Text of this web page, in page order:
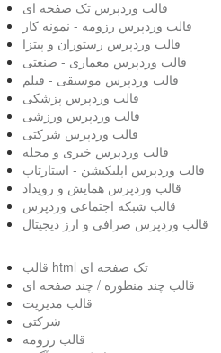
قالب وردپرس تک صفحه ای
قالب وردپرس رزومه - نمونه کار
قالب وردپرس رستوران و پیتزا
قالب وردپرس معماری - صنعتی
قالب وردپرس موسیقی - فیلم
قالب وردپرس پزشکی
قالب وردپرس ورزشی
قالب وردپرس شرکتی
قالب وردپرس خبری و مجله
قالب وردپرس اپلیکیشن - استارتاپ
قالب وردپرس همایش و رویداد
قالب شبکه اجتماعی وردپرس
قالب وردپرس صرافی و ارز دیجیتال
قالب html تک صفحه ای
قالب چند منظوره / چند صفحه ای
قالب مدیریت
شرکتی
قالب رزومه